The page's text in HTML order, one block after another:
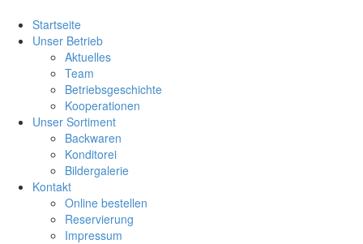
Startseite
Unser Betrieb
Aktuelles
Team
Betriebsgeschichte
Kooperationen
Unser Sortiment
Backwaren
Konditorei
Bildergalerie
Kontakt
Online bestellen
Reservierung
Impressum